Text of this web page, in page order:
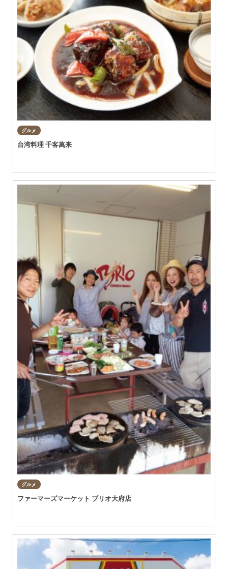
グルメ
台湾料理 千客萬来
グルメ
ファーマーズマーケット ブリオ大府店